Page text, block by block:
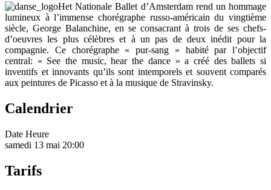
Het Nationale Ballet d’Amsterdam rend un hommage
lumineux à l’immense chorégraphe russo-américain du vingtième
siècle, George Balanchine, en se consacrant à trois de ses chefs-
d’oeuvres les plus célèbres et à un pas de deux inédit pour la
compagnie. Ce chorégraphe « pur-sang » habité par l’objectif
central: « See the music, hear the dance » a créé des ballets si
inventifs et innovants qu’ils sont intemporels et souvent comparés
aux peintures de Picasso et à la musique de Stravinsky.
Calendrier
Date Heure
samedi 13 mai 20:00
Tarifs